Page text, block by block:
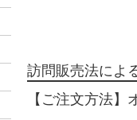
訪問販売法によ
【ご注文方法